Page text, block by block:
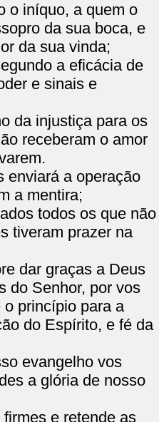
o iníquo, a quem o
da sua boca, e
da sua vinda;
a eficácia de
e sinais e
da injustiça para os
receberam o amor
enviará a operação
a mentira;
todos os que não
tiveram prazer na
dar graças a Deus
do Senhor, por vos
princípio para a
do Espírito, e fé da
evangelho vos
a glória de nosso
e retende as